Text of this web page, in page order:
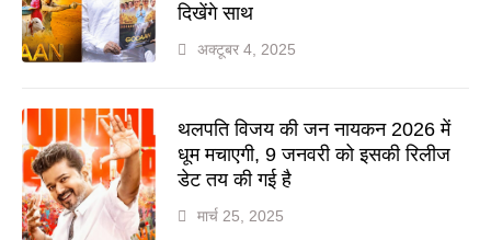
दिखेंगे साथ
अक्टूबर 4, 2025
थलपति विजय की जन नायकन 2026 में
धूम मचाएगी, 9 जनवरी को इसकी रिलीज
डेट तय की गई है
मार्च 25, 2025